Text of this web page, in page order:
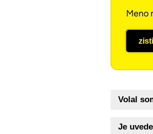
Meno
Volal
Je